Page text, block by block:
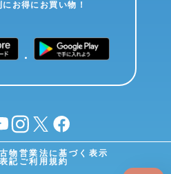
にお得にお買い物！
instagram
X facebook
古物営業法に基づく表示
記 ご利用規約